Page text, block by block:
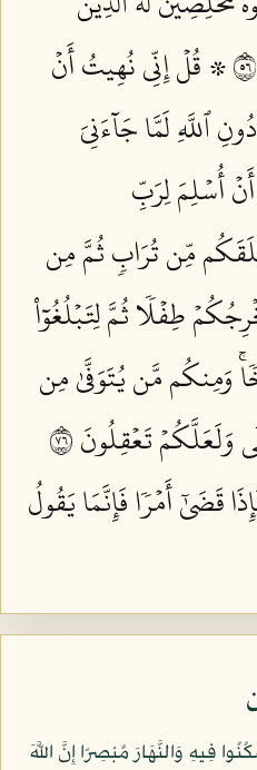
۞ قُلۡ إِنِّي نُهِيتُ أَنۡ
ٱللَّهِ لَمَّا جَآءَنِيَ
أُسۡلِمَ لِرَبِّ
مِّن تُرَابٖ ثُمَّ مِن
طِفۡلٗا ثُمَّ لِتَبۡلُغُوٓاْ
وَمِنكُم مَّن يُتَوَفَّىٰ مِن
تَعۡقِلُونَ ٦٧
قَضَىٰٓ أَمۡرٗا فَإِنَّمَا يَقُولُ
فِيهِ وَالنَّهَارَ مُبْصِرًا إِنَّ اللَّهَ